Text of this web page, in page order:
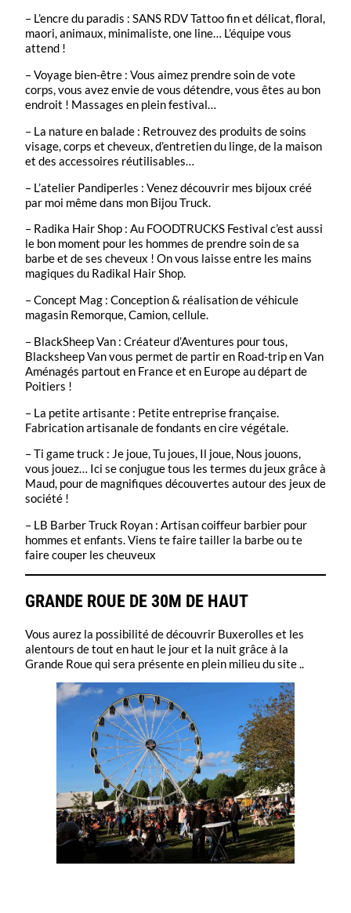
– L’encre du paradis : SANS RDV Tattoo fin et délicat, floral,
maori, animaux, minimaliste, one line… L’équipe vous
attend !
– Voyage bien-être : Vous aimez prendre soin de vote
corps, vous avez envie de vous détendre, vous êtes au bon
endroit ! Massages en plein festival…
– La nature en balade : Retrouvez des produits de soins
visage, corps et cheveux, d’entretien du linge, de la maison
et des accessoires réutilisables…
– L’atelier Pandiperles : Venez découvrir mes bijoux créé
par moi même dans mon Bijou Truck.
– Radika Hair Shop : Au FOODTRUCKS Festival c’est aussi
le bon moment pour les hommes de prendre soin de sa
barbe et de ses cheveux ! On vous laisse entre les mains
magiques du Radikal Hair Shop.
– Concept Mag : Conception & réalisation de véhicule
magasin Remorque, Camion, cellule.
– BlackSheep Van : Créateur d’Aventures pour tous,
Blacksheep Van vous permet de partir en Road-trip en Van
Aménagés partout en France et en Europe au départ de
Poitiers !
– La petite artisante : Petite entreprise française.
Fabrication artisanale de fondants en cire végétale.
– Ti game truck : Je joue, Tu joues, Il joue, Nous jouons,
vous jouez… Ici se conjugue tous les termes du jeux grâce à
Maud, pour de magnifiques découvertes autour des jeux de
société !
– LB Barber Truck Royan : Artisan coiffeur barbier pour
hommes et enfants. Viens te faire tailler la barbe ou te
faire couper les cheuveux
GRANDE ROUE DE 30M DE HAUT
Vous aurez la possibilité de découvrir Buxerolles et les
alentours de tout en haut le jour et la nuit grâce à la
Grande Roue qui sera présente en plein milieu du site ..